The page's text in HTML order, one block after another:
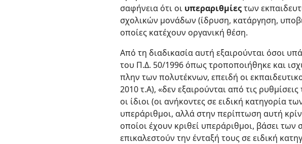
σαφήνεια ότι οι υπεραριθμίεςτων
σχολικών μονάδων (ίδρυση, κατάργηση,
οποίες κατέχουν οργανική θέση.
Από τη διαδικασία αυτή εξαιρούνται όσοι
του Π.Δ. 50/1996 όπως τροποποιήθηκε και
πλην των πολυτέκνων, επειδή οι
2010 τ.Α), «δεν εξαιρούνται από τις
οι ίδιοι (οι ανήκοντες σε ειδική κατηγορία
υπεράριθμοι, αλλά στην περίπτωση αυτή
οποίοι έχουν κριθεί υπεράριθμοι, βάσει
επικαλεστούν την ένταξή τους σε ειδική